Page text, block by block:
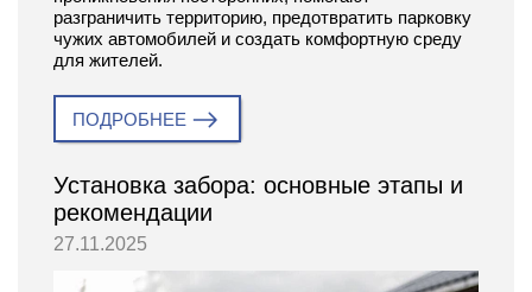
разграничить территорию, предотвратить парковку
чужих автомобилей и создать комфортную среду
для жителей.
ПОДРОБНЕЕ
Установка забора: основные этапы и
рекомендации
27.11.2025